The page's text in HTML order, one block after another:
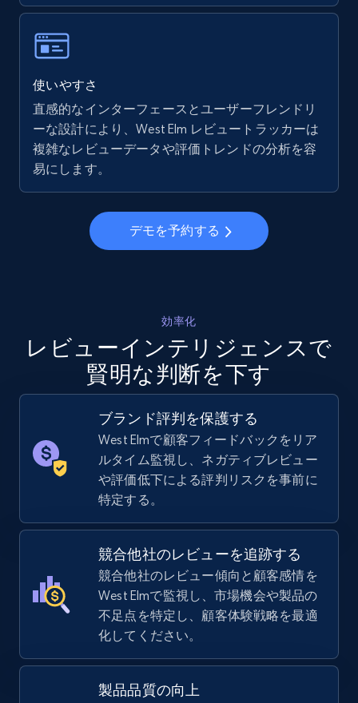
Specifications, Image urls, Top reviews, and
Walmart - products - Collects products by
specific keywords
URL, Final price, Sku, Currency, Gtin,
Specifications, Image urls, Top reviews, and
Walmart - products - Discover products by
using sku numbers
URL, Final price, Sku, Currency, Gtin,
Specifications, Image urls, Top reviews, and
5.6K+ 875+ 今すぐ始める
TikTok Shop
URL, Title, Available, Description, Currency, Initial
price, Final price, Discount percent, and more.
667+
使いやすさ
直感的なインターフェースとユーザーフレンドリ
ーな設計により、West Elm レビュートラッカーは
複雑なレビューデータや評価トレンドの分析を容
易にします。
デモを予約する
効率化
レビューインテリジェンスで
賢明な判断を下す
ブランド評判を保護する
West Elmで顧客フィードバックをリア
ルタイム監視し、ネガティブレビュー
や評価低下による評判リスクを事前に
特定する。
競合他社のレビューを追跡する
競合他社のレビュー傾向と顧客感情を
West Elmで監視し、市場機会や製品の
不足点を特定し、顧客体験戦略を最適
化してください。
製品品質の向上